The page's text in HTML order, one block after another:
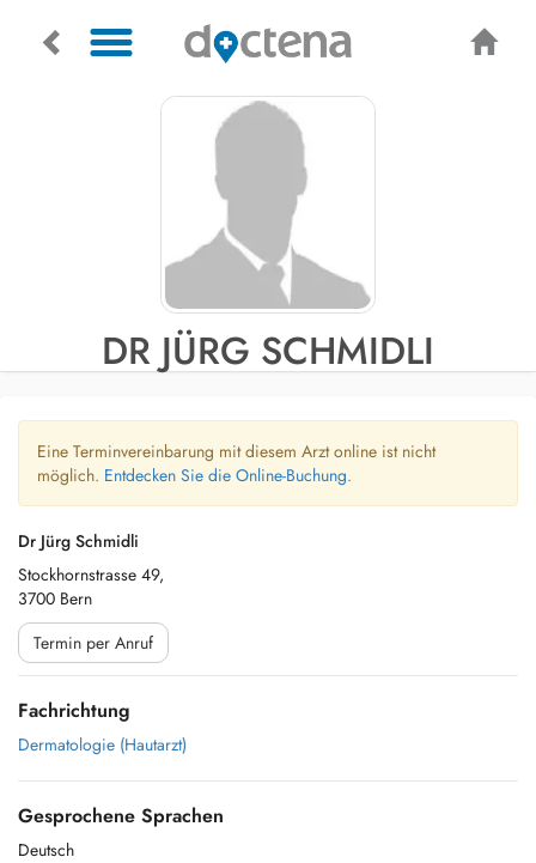
DR JÜRG SCHMIDLI
Eine Terminvereinbarung mit diesem Arzt online ist nicht
möglich. Entdecken Sie die Online-Buchung.
Dr Jürg Schmidli
Stockhornstrasse 49,
3700 Bern
Termin per Anruf
Fachrichtung
Dermatologie (Hautarzt)
Gesprochene Sprachen
Deutsch